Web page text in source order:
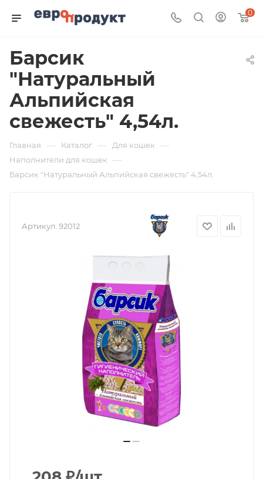
0
Барсик
"Натуральный
Альпийская
свежесть" 4,54л.
Главная — Каталог — Для кошек —
Наполнители для кошек —
Барсик "Натуральный Альпийская свежесть" 4,54л.
Артикул: 92012